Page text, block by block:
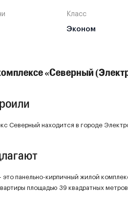
Класс
Эконом
«Северный
Северный находится в городе
панельно-кирпичный жилой
площадью 39 квадратных